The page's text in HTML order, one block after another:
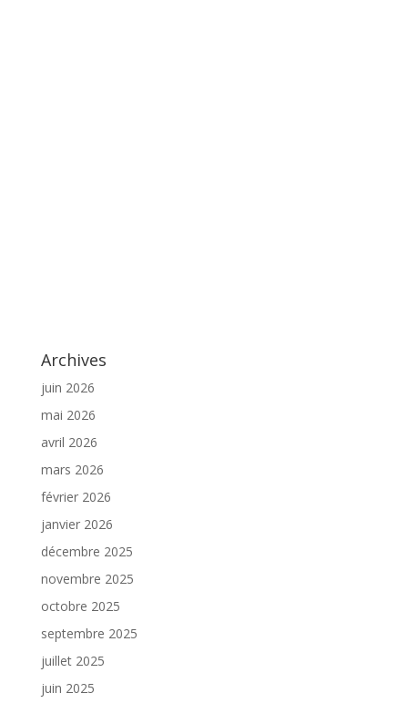
Archives
juin 2026
mai 2026
avril 2026
mars 2026
février 2026
janvier 2026
décembre 2025
novembre 2025
octobre 2025
septembre 2025
juillet 2025
juin 2025